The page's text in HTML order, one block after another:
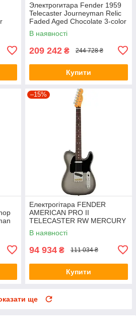
Электрогитара Fender 1959
Telecaster Journeyman Relic
Faded Aged Chocolate 3-color
Sunburst
В наявності
209 242 ₴ 244 728 ₴
Купити
–15%
Електрогітара FENDER
AMERICAN PRO II
TELECASTER RW MERCURY
В наявності
94 934 ₴ 111 034 ₴
Купити
ще